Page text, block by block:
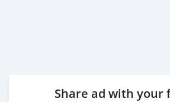
Share ad with your